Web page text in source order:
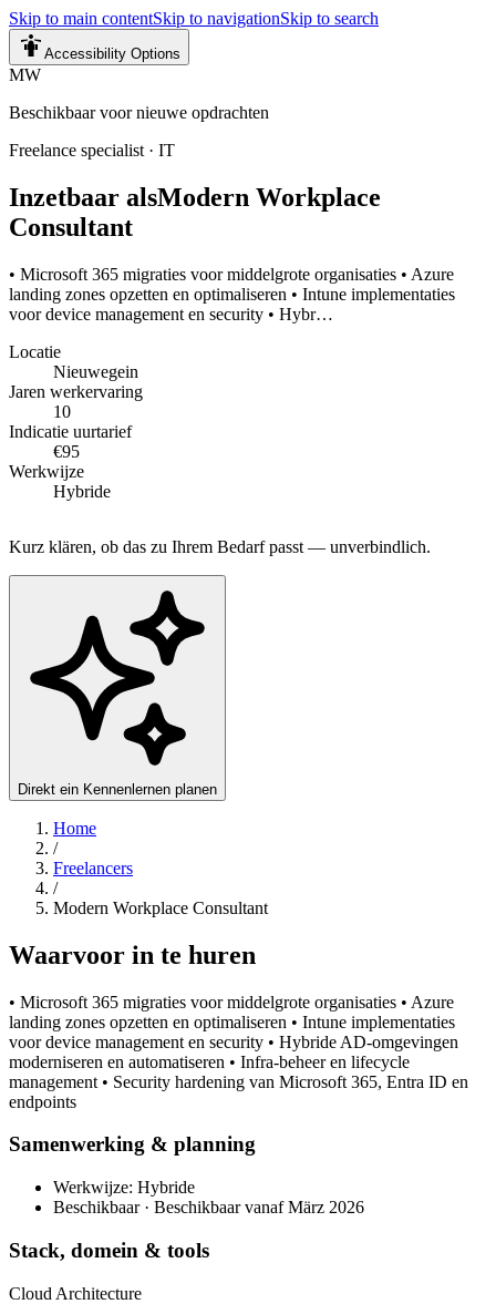
Skip to main contentSkip to navigationSkip to search
Accessibility Options
MW
Beschikbaar voor nieuwe opdrachten
Freelance specialist · IT
Inzetbaar alsModern Workplace
Consultant
• Microsoft 365 migraties voor middelgrote organisaties • Azure
landing zones opzetten en optimaliseren • Intune implementaties
voor device management en security • Hybr…
Locatie
Nieuwegein
Jaren werkervaring
10
Indicatie uurtarief
€95
Werkwijze
Hybride
Kurz klären, ob das zu Ihrem Bedarf passt — unverbindlich.
Direkt ein Kennenlernen planen
Home
/
Freelancers
/
Modern Workplace Consultant
Waarvoor in te huren
• Microsoft 365 migraties voor middelgrote organisaties • Azure
landing zones opzetten en optimaliseren • Intune implementaties
voor device management en security • Hybride AD-omgevingen
moderniseren en automatiseren • Infra-beheer en lifecycle
management • Security hardening van Microsoft 365, Entra ID en
endpoints
Samenwerking & planning
Werkwijze: Hybride
Beschikbaar · Beschikbaar vanaf März 2026
Stack, domein & tools
Cloud Architecture